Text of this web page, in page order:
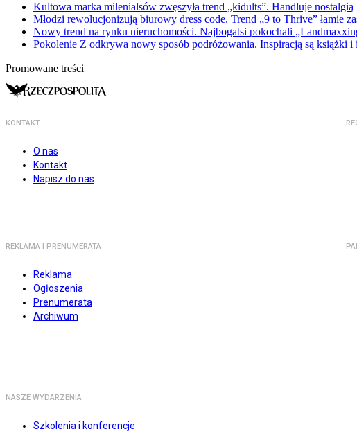
Kultowa marka milenialsów zwęszyła trend „kidults”. Handluje nostalgią
Młodzi rewolucjonizują biurowy dress code. Trend „9 to Thrive” łamie
Nowy trend na rynku nieruchomości. Najbogatsi pokochali
Pokolenie Z odkrywa nowy sposób podróżowania. Inspiracją są książki i
Promowane treści
KONTAKT
O nas
Kontakt
Napisz do nas
REKLAMA I PRENUMERATA
Reklama
Ogłoszenia
Prenumerata
Archiwum
NASZE WYDARZENIA
Szkolenia i konferencje